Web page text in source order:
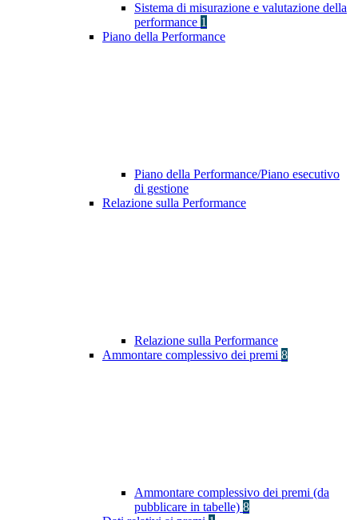
Sistema di misurazione e valutazione della
performance 1
Piano della Performance
Piano della Performance/Piano esecutivo
di gestione
Relazione sulla Performance
Relazione sulla Performance
Ammontare complessivo dei premi 8
Ammontare complessivo dei premi (da
pubblicare in tabelle) 8